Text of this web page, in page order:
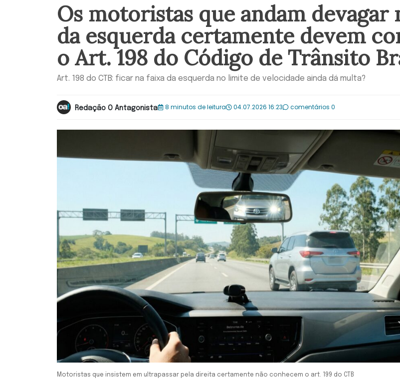
Os motoristas que andam devagar
da esquerda certamente devem
o Art. 198 do Código de Trânsito
Art. 198 do CTB: ficar na faixa da esquerda no limite de velocidade ainda dá multa?
Redação O Antagonista 8 minutos de leitura 04.07.2026 16:23 comentários 0
Motoristas que insistem em ultrapassar pela direita certamente não conhecem o art. 199 do CTB